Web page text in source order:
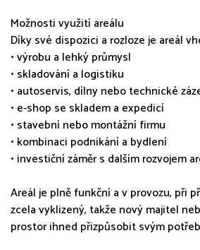
Možnosti využití areálu
Díky své dispozici a rozloze je areál
• výrobu a lehký průmysl
• skladování a logistiku
• autoservis, dílny nebo technické
• e-shop se skladem a expedicí
• stavební nebo montážní firmu
• kombinaci podnikání a bydlení
• investiční záměr s dalším rozvojem
Areál je plně funkční a v provozu, při
zcela vyklizený, takže nový majitel
prostor ihned přizpůsobit svým